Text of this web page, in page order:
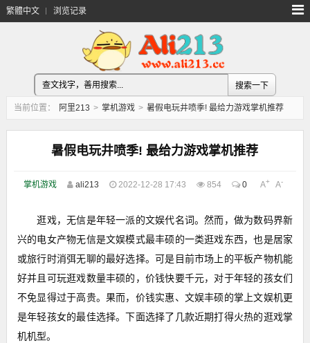
繁體中文 浏览记录
当前位置： 阿里213 > 掌机游戏 > 暑假电玩井喷季! 最给力游戏掌机推荐
暑假电玩井喷季! 最给力游戏掌机推荐
掌机游戏 ali213 2022-12-28 17:43 854 0 A+ A-
逛戏，无信是年轻一派的文娱代名词。然而，做为数码界新
兴的电女产物无信是文娱模式最丰硕的一类逛戏东西，也是居家
或旅行时消弭无聊的最好选择。可是目前市场上的平板产物机能
好并且可玩逛戏数量丰硕的，价钱快要千元，对于年轻的孩女们
不免显得过于高贵。果而，价钱实惠、文娱丰硕的掌上文娱机更
是年轻孩女的最佳选择。下面选择了几款近期打得火热的逛戏掌
机机型。